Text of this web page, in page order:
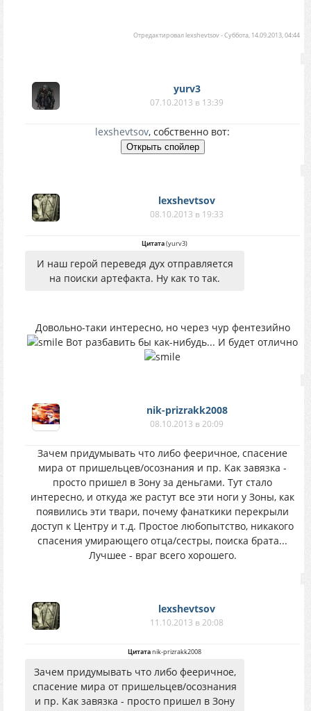
Отредактировал lexshevtsov-Суббота, 14.09.2013, 04:44
yurv3
07.10.2013 в 13:39
lexshevtsov, собственно вот:
lexshevtsov
08.10.2013 в 19:33
Цитата(yurv3)
И наш герой переведя дух отправляется
на поиски артефакта. Ну как то так.
Довольно-таки интересно, но через чур фентезийно
Вот разбавить бы как-нибудь... И будет отлично
nik-prizrakk2008
08.10.2013 в 20:09
Зачем придумывать что либо фееричное, спасение
мира от пришельцев/осознания и пр. Как завязка -
просто пришел в Зону за деньгами. Тут стало
интересно, и откуда же растут все эти ноги у Зоны, как
появились эти твари, почему фанаткики перекрыли
доступ к Центру и т.д. Простое любопытство, никакого
спасения умирающего отца/сестры, поиска брата...
Лучшее - враг всего хорошего.
lexshevtsov
11.10.2013 в 20:08
Цитатаnik-prizrakk2008
Зачем придумывать что либо фееричное,
спасение мира от пришельцев/осознания
и пр. Как завязка - просто пришел в Зону